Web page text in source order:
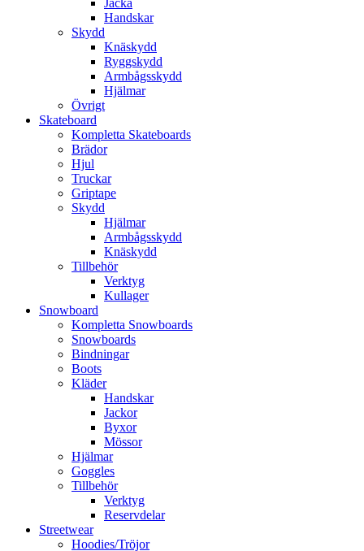
Jacka
Handskar
Skydd
Knäskydd
Ryggskydd
Armbågsskydd
Hjälmar
Övrigt
Skateboard
Kompletta Skateboards
Brädor
Hjul
Truckar
Griptape
Skydd
Hjälmar
Armbågsskydd
Knäskydd
Tillbehör
Verktyg
Kullager
Snowboard
Kompletta Snowboards
Snowboards
Bindningar
Boots
Kläder
Handskar
Jackor
Byxor
Mössor
Hjälmar
Goggles
Tillbehör
Verktyg
Reservdelar
Streetwear
Hoodies/Tröjor